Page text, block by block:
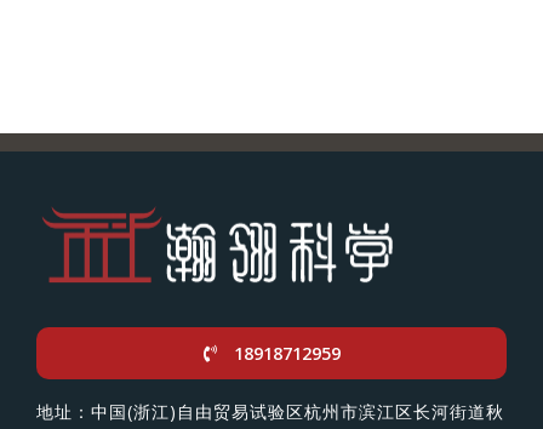
18918712959
地址：中国(浙江)自由贸易试验区杭州市滨江区长河街道秋